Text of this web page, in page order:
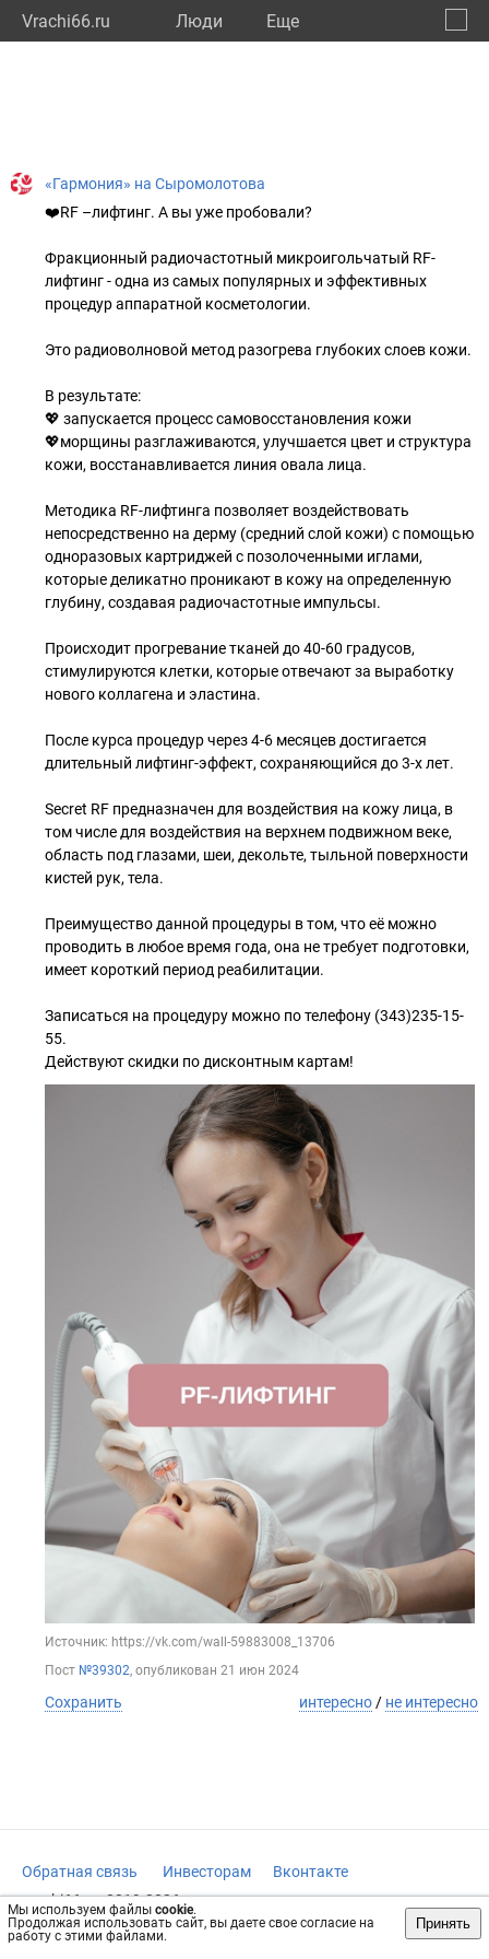
Vrachi66.ru Люди Eще
Мы используем файлы cookie.
Продолжая использовать сайт, вы даете свое согласие на
работу с этими файлами.
Принять
«Гармония» на Сыромолотова
❤️RF –лифтинг. А вы уже пробовали?
Фракционный радиочастотный микроигольчатый RF-
лифтинг - одна из самых популярных и эффективных
процедур аппаратной косметологии.
Это радиоволновой метод разогрева глубоких слоев кожи.
В результате:
💖 запускается процесс самовосстановления кожи
💖морщины разглаживаются, улучшается цвет и структура
кожи, восстанавливается линия овала лица.
Методика RF-лифтинга позволяет воздействовать
непосредственно на дерму (средний слой кожи) с помощью
одноразовых картриджей с позолоченными иглами,
которые деликатно проникают в кожу на определенную
глубину, создавая радиочастотные импульсы.
Происходит прогревание тканей до 40-60 градусов,
стимулируются клетки, которые отвечают за выработку
нового коллагена и эластина.
После курса процедур через 4-6 месяцев достигается
длительный лифтинг-эффект, сохраняющийся до 3-х лет.
Secret RF предназначен для воздействия на кожу лица, в
том числе для воздействия на верхнем подвижном веке,
область под глазами, шеи, декольте, тыльной поверхности
кистей рук, тела.
Преимущество данной процедуры в том, что её можно
проводить в любое время года, она не требует подготовки,
имеет короткий период реабилитации.
Записаться на процедуру можно по телефону (343)235-15-
55.
Действуют скидки по дисконтным картам!
Источник: https://vk.com/wall-59883008_13706
Пост №39302, опубликован 21 июн 2024
Сохранить интересно / не интересно
Обратная связь Инвесторам
Вконтакте
vrachi66.ru, 2019-2026 гг.
Имеются противопоказания, требуется консультация
специалиста. Информация, представленная на сайте, не